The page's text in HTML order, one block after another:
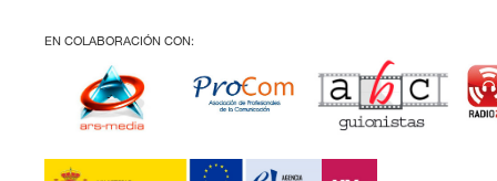
EN COLABORACIÓN CON: